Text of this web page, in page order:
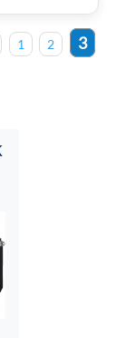
1 2 3